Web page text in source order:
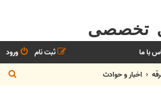
تخصصی
با ما ورود
ثبت نام
اخبار و حوادث
ج
س